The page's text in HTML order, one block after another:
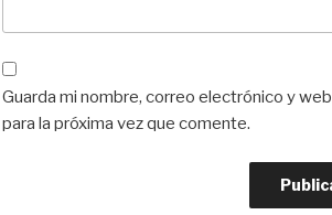
Guarda mi nombre, correo electrónico y
para la próxima vez que comente.